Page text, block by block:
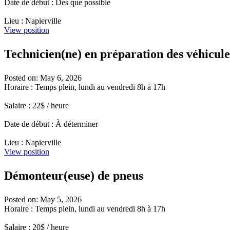
Date de début : Dès que possible
Lieu : Napierville
View position
Technicien(ne) en préparation des
Posted on: May 6, 2026
Horaire : Temps plein, lundi au vendredi 8h à 17h
Salaire : 22$ / heure
Date de début : À déterminer
Lieu : Napierville
View position
Démonteur(euse) de pneus
Posted on: May 5, 2026
Horaire : Temps plein, lundi au vendredi 8h à 17h
Salaire : 20$ / heure